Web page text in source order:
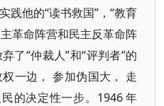
践他的“读书救国”，“教育
革命阵营和民主反革命阵
了“仲裁人”和“评判者”的
一边， 参加伪国大， 走
的决定性一步。1946 年